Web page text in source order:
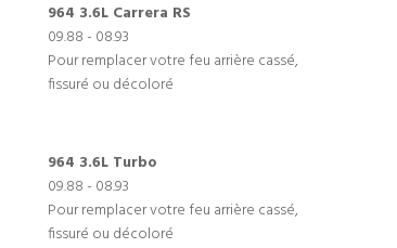
964 3.6L Carrera RS
09.88 - 08.93
Pour remplacer votre feu arrière cassé,
fissuré ou décoloré
964 3.6L Turbo
09.88 - 08.93
Pour remplacer votre feu arrière cassé,
fissuré ou décoloré